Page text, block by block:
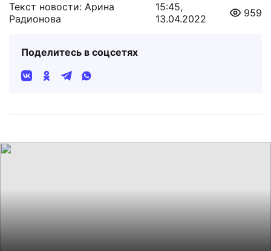
Текст новости: Арина
Радионова
15:45,
13.04.2022
959
Поделитесь в соцсетях